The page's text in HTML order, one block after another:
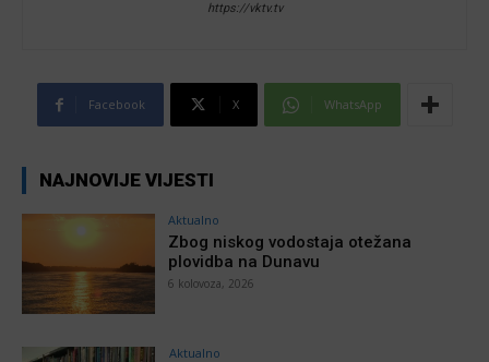
https://vktv.tv
Facebook X WhatsApp
NAJNOVIJE VIJESTI
Aktualno
Zbog niskog vodostaja otežana
plovidba na Dunavu
6 kolovoza, 2026
Aktualno